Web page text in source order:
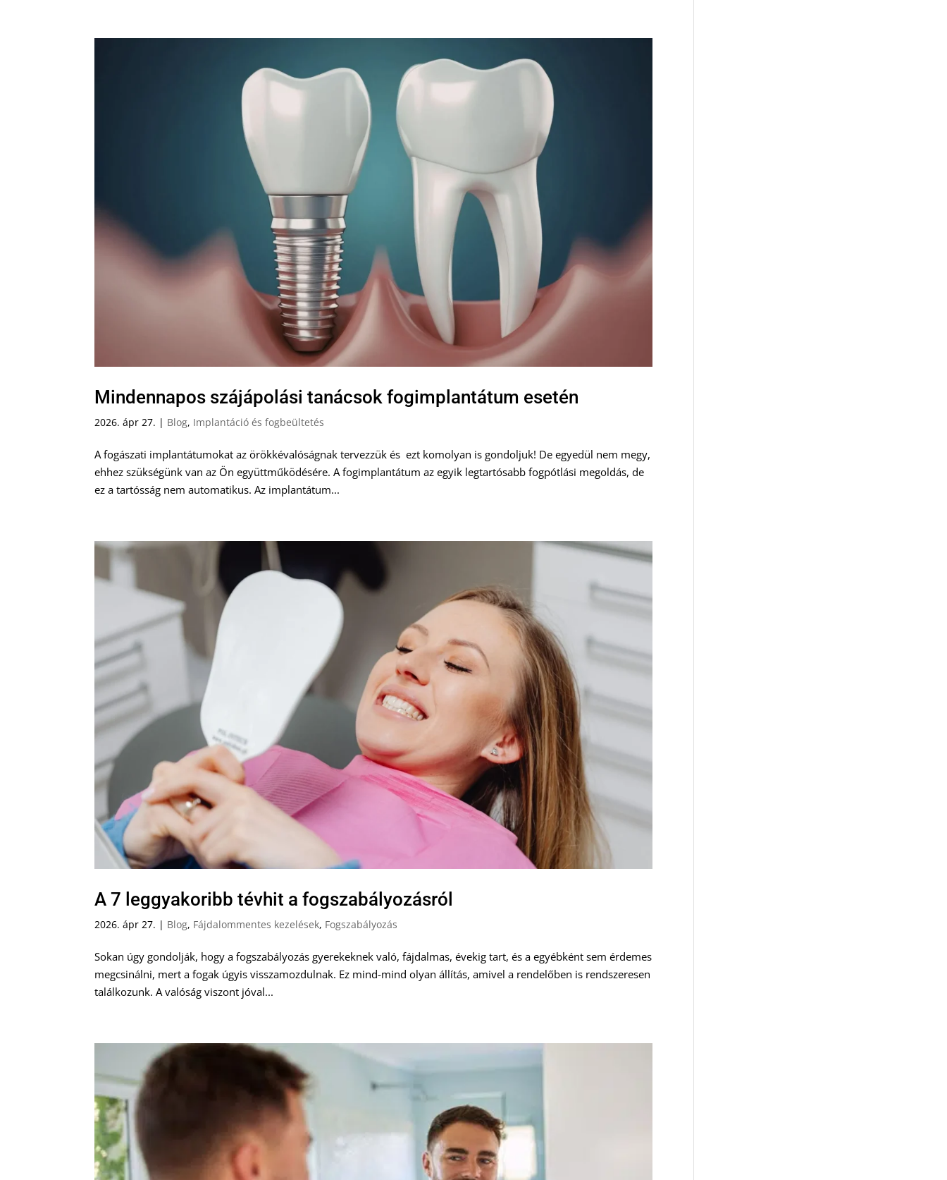
Mindennapos szájápolási tanácsok fogimplantátum esetén
2026. ápr 27. | Blog, Implantáció és fogbeültetés
A fogászati implantátumokat az örökkévalóságnak tervezzük és ezt komolyan is gondoljuk! De egyedül nem megy,
ehhez szükségünk van az Ön együttműködésére. A fogimplantátum az egyik legtartósabb fogpótlási megoldás, de
ez a tartósság nem automatikus. Az implantátum...
A 7 leggyakoribb tévhit a fogszabályozásról
2026. ápr 27. | Blog, Fájdalommentes kezelések, Fogszabályozás
Sokan úgy gondolják, hogy a fogszabályozás gyerekeknek való, fájdalmas, évekig tart, és a egyébként sem érdemes
megcsinálni, mert a fogak úgyis visszamozdulnak. Ez mind-mind olyan állítás, amivel a rendelőben is rendszeresen
találkozunk. A valóság viszont jóval...